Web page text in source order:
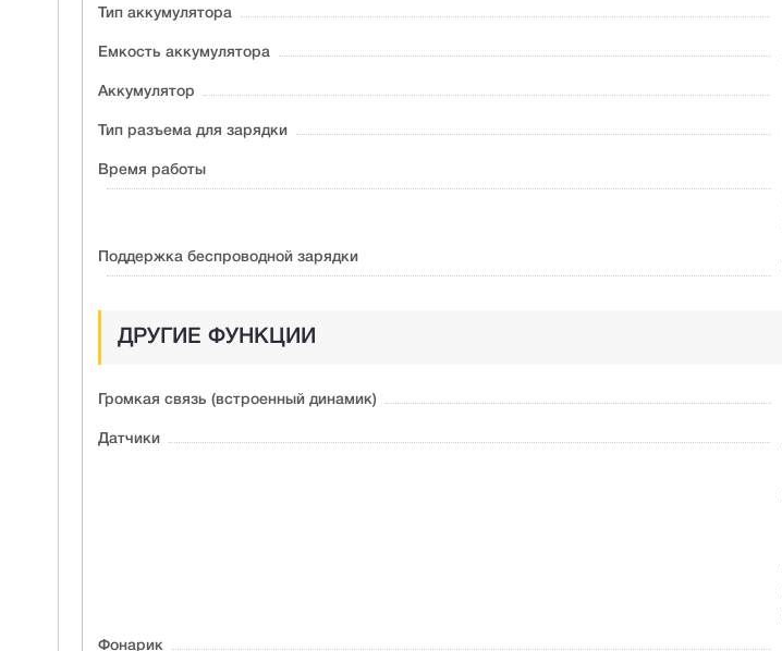
Тип аккумулятора
Емкость аккумулятора
Аккумулятор
Тип разъема для зарядки
Время работы
Поддержка беспроводной зарядки
ДРУГИЕ ФУНКЦИИ
Громкая связь (встроенный динамик)
Датчики
Фонарик